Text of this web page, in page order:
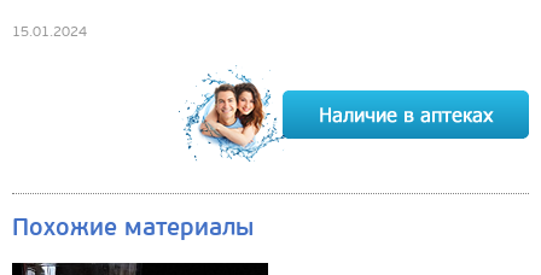
15.01.2024
Похожие материалы